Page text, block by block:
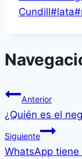
Cundill#lata#
Anterior
¿Quién es el
Siguiente
WhatsApp